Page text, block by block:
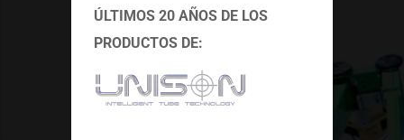
ÚLTIMOS 20 AÑOS DE LOS
PRODUCTOS DE: